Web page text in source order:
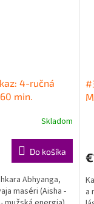
4-ručná
min.
Skladom
Do košíka
Abhyanga,
maséri (Aisha -
a